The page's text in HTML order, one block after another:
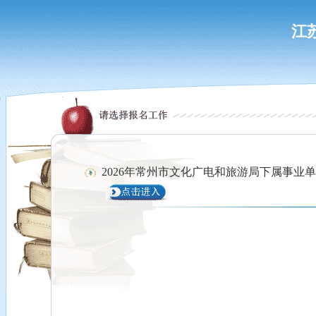
江
2026年常州市文化广电和旅游局下属事业